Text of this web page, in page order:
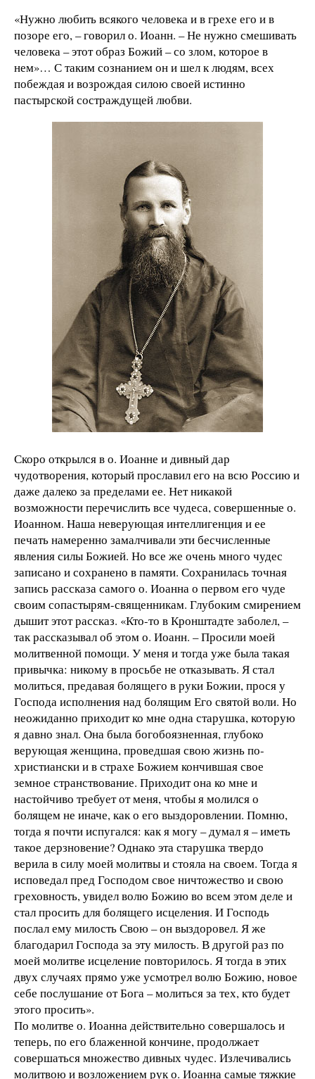
«Нужно любить всякого человека и в грехе его и в
позоре его, – говорил о. Иоанн. – Не нужно смешивать
человека – этот образ Божий – со злом, которое в
нем»… С таким сознанием он и шел к людям, всех
побеждая и возрождая силою своей истинно
пастырской состраждущей любви.
Скоро открылся в о. Иоанне и дивный дар
чудотворения, который прославил его на всю Россию и
даже далеко за пределами ее. Нет никакой
возможности перечислить все чудеса, совершенные о.
Иоанном. Наша неверующая интеллигенция и ее
печать намеренно замалчивали эти бесчисленные
явления силы Божией. Но все же очень много чудес
записано и сохранено в памяти. Сохранилась точная
запись рассказа самого о. Иоанна о первом его чуде
своим сопастырям-священникам. Глубоким смирением
дышит этот рассказ. «Кто-то в Кронштадте заболел, –
так рассказывал об этом о. Иоанн. – Просили моей
молитвенной помощи. У меня и тогда уже была такая
привычка: никому в просьбе не отказывать. Я стал
молиться, предавая болящего в руки Божии, прося у
Господа исполнения над болящим Его святой воли. Но
неожиданно приходит ко мне одна старушка, которую
я давно знал. Она была богобоязненная, глубоко
верующая женщина, проведшая свою жизнь по-
христиански и в страхе Божием кончившая свое
земное странствование. Приходит она ко мне и
настойчиво требует от меня, чтобы я молился о
болящем не иначе, как о его выздоровлении. Помню,
тогда я почти испугался: как я могу – думал я – иметь
такое дерзновение? Однако эта старушка твердо
верила в силу моей молитвы и стояла на своем. Тогда я
исповедал пред Господом свое ничтожество и свою
греховность, увидел волю Божию во всем этом деле и
стал просить для болящего исцеления. И Господь
послал ему милость Свою – он выздоровел. Я же
благодарил Господа за эту милость. В другой раз по
моей молитве исцеление повторилось. Я тогда в этих
двух случаях прямо уже усмотрел волю Божию, новое
себе послушание от Бога – молиться за тех, кто будет
этого просить».
По молитве о. Иоанна действительно совершалось и
теперь, по его блаженной кончине, продолжает
совершаться множество дивных чудес. Излечивались
молитвою и возложением рук о. Иоанна самые тяжкие